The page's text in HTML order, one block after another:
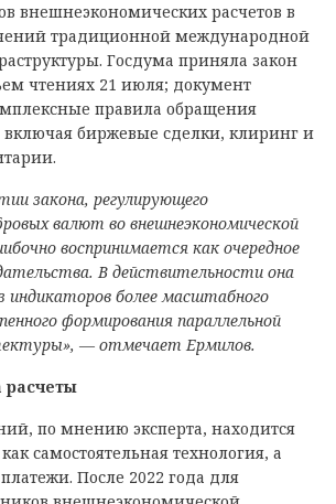
внешнеэкономических расчетов в
традиционной международной
Госдума приняла закон
чтениях 21 июля; документ
правила обращения
биржевые сделки, клиринг и
закона, регулирующего
валют во внешнеэкономической
воспринимается как очередное
В действительности она
индикаторов более масштабного
формирования параллельной
— отмечает Ермилов.
расчеты
по мнению эксперта, находится
самостоятельная технология, а
После 2022 года для